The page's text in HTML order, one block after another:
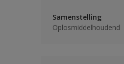
Samenstelling
Oplosmiddelhoudend